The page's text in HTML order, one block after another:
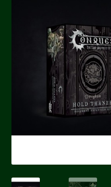
Validation de la commande